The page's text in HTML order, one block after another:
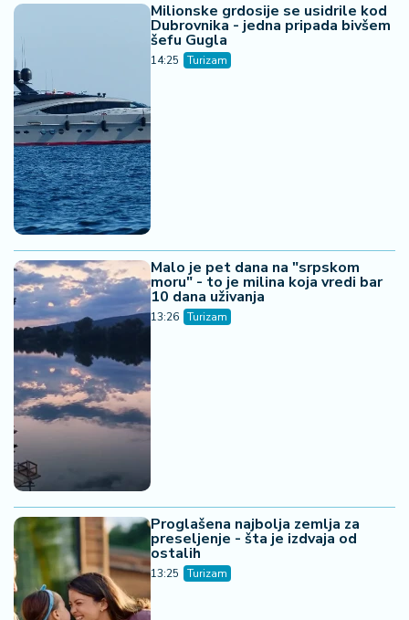
Milionske grdosije se usidrile kod
Dubrovnika - jedna pripada bivšem
šefu Gugla
14:25 Turizam
Malo je pet dana na "srpskom
moru" - to je milina koja vredi bar
10 dana uživanja
13:26 Turizam
Proglašena najbolja zemlja za
preseljenje - šta je izdvaja od
ostalih
13:25 Turizam